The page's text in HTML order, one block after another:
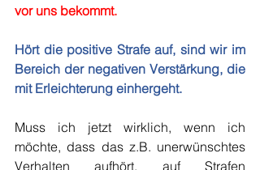
vor uns bekommt.
Hört die positive Strafe auf, sind wir im
Bereich der negativen Verstärkung, die
mit Erleichterung einhergeht.
Muss ich jetzt wirklich, wenn ich
möchte, dass das z.B. unerwünschtes
Verhalten aufhört, auf Strafen